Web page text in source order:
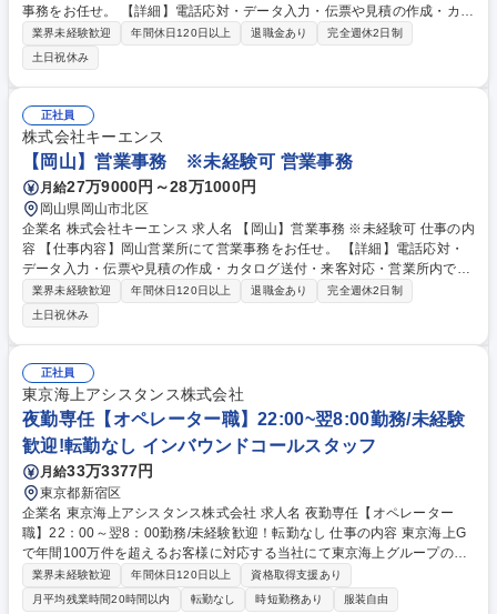
事務をお任せ。 【詳細】電話応対・データ入力・伝票や見積の作成・カタ
ログ送付・来客対応・営業所内で発生する事務業務や業務改善をお任せ。
【教育制度】ご入社後、育成担当とペアになりながらOJTにて業務を覚え
ていただくことが可能です。業務システムがきちんと構築されているた
め、スムーズに仕事に慣れることができる環境です。また、「チームで成
果を出す文化」があり、良いやり方を積極的に共有しながら常に改善を目
指す風土のため、安心して業務に取り組んでいただけます。 募集職種
【愛知】営業事務 ※未経験可
業界未経験歓迎 年間休日120日以上 退職金あり
完全週休2日制
土日祝休み
正社員
株式会社キーエンス
【岡山】営業事務 ※未経験可 営業事務
月給27万9000円～28万1000円
岡山県岡山市北区
企業名 株式会社キーエンス 求人名 【岡山】営業事務 ※未経験可 仕事の内
容 【仕事内容】岡山営業所にて営業事務をお任せ。 【詳細】電話応対・
データ入力・伝票や見積の作成・カタログ送付・来客対応・営業所内で発
生する事務業務や業務改善等の支店運営への関与をお任せします。 【教育
制度】ご入社後、育成担当とペアになりながらOJTにて業務を覚えていた
だくことが可能です。業務システムがきちんと構築されているため、スム
ーズに仕事に慣れることができる環境です。また、「チームで成果を出す
文化」があり、良いやり方を積極的に共有しながら常に改善を目指す風土
のため、安心して業務に取り組んでいただけます。 募集職種 【岡山】営
業事務 ※未経験可
業界未経験歓迎 年間休日120日以上 退職金あり
完全週休2日制
土日祝休み
正社員
東京海上アシスタンス株式会社
夜勤専任【オペレーター職】22:00~翌8:00勤務/未経験
歓迎!転勤なし インバウンドコールスタッフ
月給33万3377円
東京都新宿区
企業名 東京海上アシスタンス株式会社 求人名 夜勤専任【オペレーター
職】22：00～翌8：00勤務/未経験歓迎！転勤なし 仕事の内容 東京海上G
で年間100万件を超えるお客様に対応する当社にて東京海上グループの自
動車保険加入者からの車に関するトラブル（自動車事故や故障等）のお電
話に対応していただきます。 【詳細】自動車の故障や事故に遭われたお客
業界未経験歓迎 年間休日120日以上
資格取得支援あり
月平均残業時間20時間以内
転勤なし 時短勤務あり 服装自由